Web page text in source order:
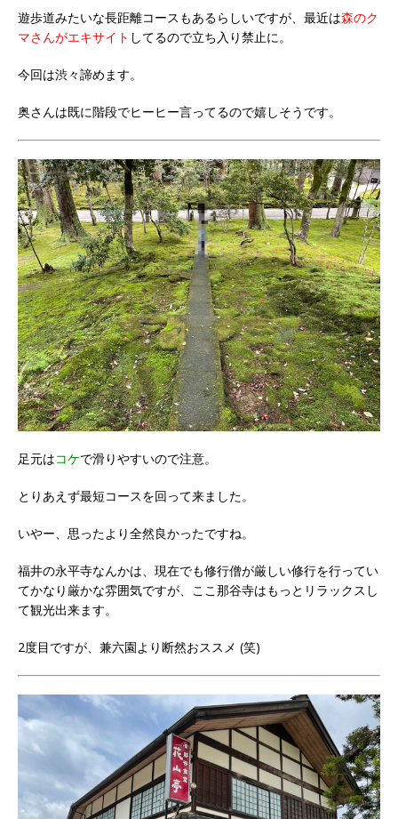
遊歩道みたいな長距離コースもあるらしいですが、最近は森のク
マさんがエキサイト してるので立ち入り禁止に。
今回は渋々諦めます。
奥さんは既に階段でヒーヒー言ってるので嬉しそうです。
足元はコケで滑りやすいので注意。
とりあえず最短コースを回って来ました。
いやー、思ったより全然良かったですね。
福井の永平寺なんかは、現在でも修行僧が厳しい修行を行ってい
てかなり厳かな雰囲気ですが、ここ那谷寺はもっとリラックスし
て観光出来ます。
2度目ですが、兼六園より断然おススメ (笑)